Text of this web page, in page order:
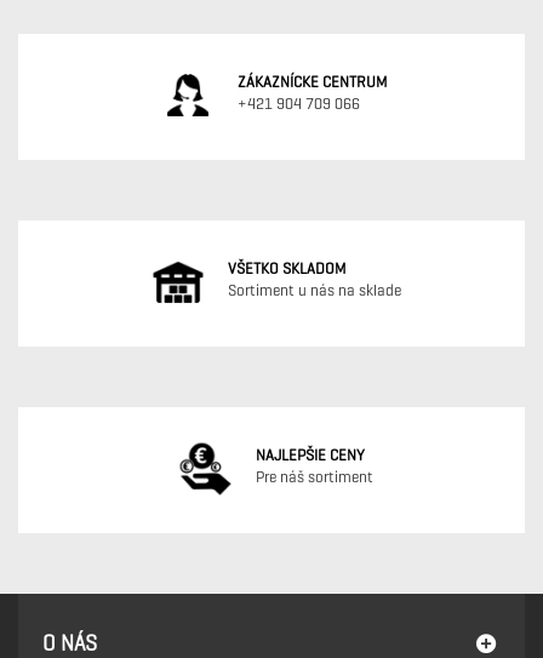
ZÁKAZNÍCKE CENTRUM
+421 904 709 066
VŠETKO SKLADOM
Sortiment u nás na sklade
NAJLEPŠIE CENY
Pre náš sortiment
O NÁS